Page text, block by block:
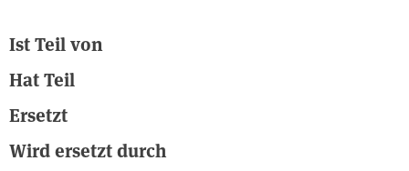
Ist Teil von
Hat Teil
Ersetzt
Wird ersetzt durch